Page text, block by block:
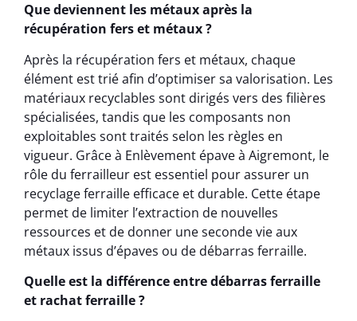
Que deviennent les métaux après la
récupération fers et métaux ?
Après la récupération fers et métaux, chaque
élément est trié afin d’optimiser sa valorisation. Les
matériaux recyclables sont dirigés vers des filières
spécialisées, tandis que les composants non
exploitables sont traités selon les règles en
vigueur. Grâce à Enlèvement épave à Aigremont, le
rôle du ferrailleur est essentiel pour assurer un
recyclage ferraille efficace et durable. Cette étape
permet de limiter l’extraction de nouvelles
ressources et de donner une seconde vie aux
métaux issus d’épaves ou de débarras ferraille.
Quelle est la différence entre débarras ferraille
et rachat ferraille ?